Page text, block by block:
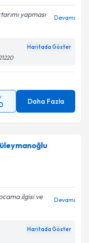
ilişkinAydınlatma
yapması
Devamı
Haritada Göster
Daha Fazla
ilgisi ve
Devamı
Haritada Göster